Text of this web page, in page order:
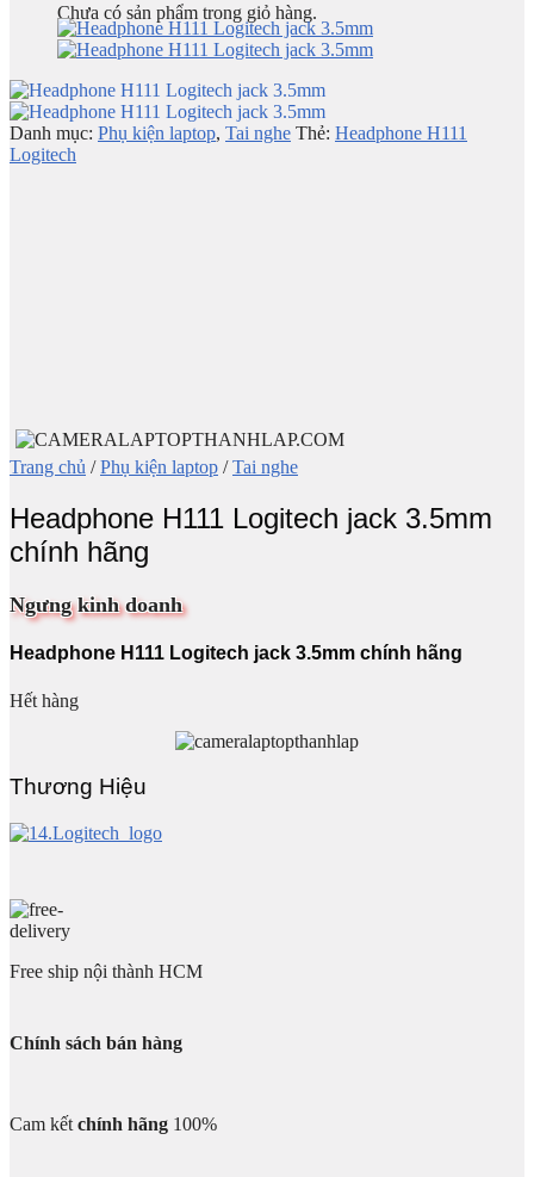
Chưa có sản phẩm trong giỏ hàng.
Danh mục: Phụ kiện laptop, Tai nghe Thẻ: Headphone H111
Logitech
Trang chủ / Phụ kiện laptop / Tai nghe
Headphone H111 Logitech jack 3.5mm
chính hãng
Ngưng kinh doanh
Headphone H111 Logitech jack 3.5mm chính hãng
Hết hàng
Thương Hiệu
Free ship nội thành HCM
Chính sách bán hàng
Cam kết chính hãng 100%